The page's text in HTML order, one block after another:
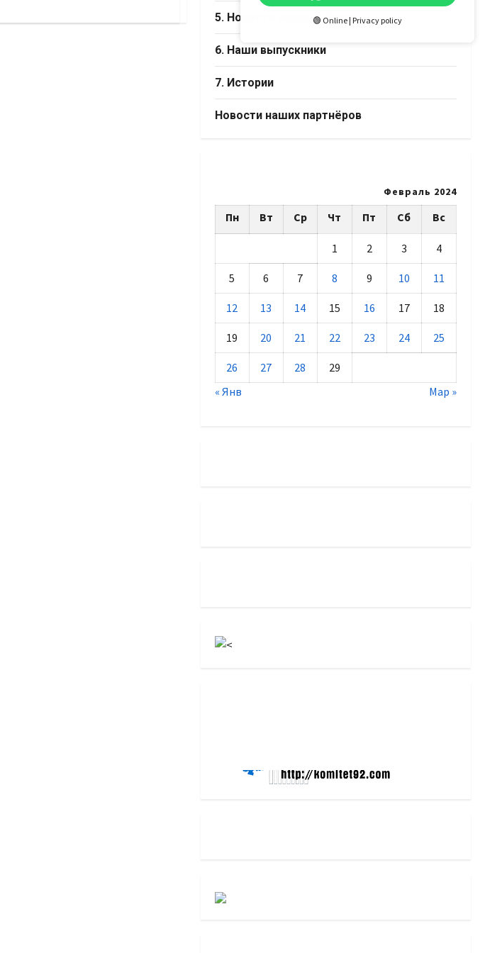
5. Новости нашего Дома
6. Наши выпускники
7. Истории
Новости наших партнёров
Февраль 2024
Пн Вт Ср Чт Пт Сб Вс
1 2 3 4
5 6 7 8 9 10 11
12 13 14 15 16 17 18
19 20 21 22 23 24 25
26 27 28
29
« Янв
Мар »
🟢 Online | Privacy policy